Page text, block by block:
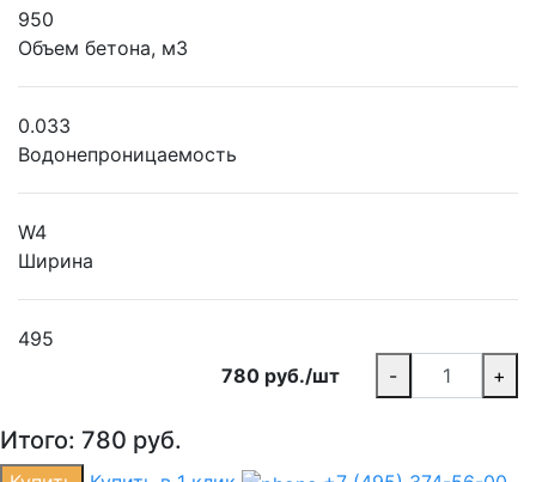
950
Объем бетона, м3
0.033
Водонепроницаемость
W4
Ширина
495
780 руб./шт
- +
Итого: 780 руб.